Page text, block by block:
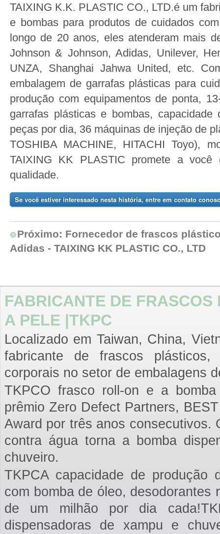
TAIXING K.K. PLASTIC CO., LTD.é um
e bombas para produtos de cuidados
longo de 20 anos, eles atenderam mais
Johnson & Johnson, Adidas, Unilever,
UNZA, Shanghai Jahwa United, etc.
embalagem de garrafas plásticas para
produção com equipamentos de ponta,
garrafas plásticas e bombas, capacidade
peças por dia, 36 máquinas de injeção de
TOSHIBA MACHINE, HITACHI Toyo),
TAIXING KK PLASTIC promete a você
qualidade.
Se você estiver interessado nesta história, entre em contato
Próximo: Fornecedor de frascos
Adidas - TAIXING KK PLASTIC CO., LTD
FABRICANTE DE
A PELE |TKPC
Localizado em Taiwan, China,
fabricante de frascos
corporais no setor de embalagens
TKPCO frasco roll-on e a
prêmio Zero Defect Partners,
Award por três anos consecutivos.
contra água torna a bomba
chuveiro.
TKPCA capacidade de produção
com bomba de óleo, desodorantes
de um milhão por dia
dispensadoras de xampu e